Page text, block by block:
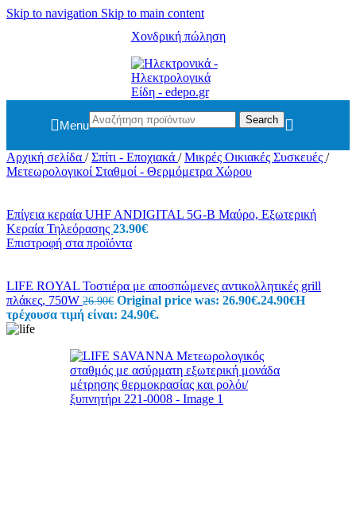
Skip to navigation Skip to main content
Χονδρική πώληση
Menu Search
Αρχική σελίδα / Σπίτι - Εποχιακά / Μικρές Οικιακές Συσκευές /
Μετεωρολογικοί Σταθμοί - Θερμόμετρα Χώρου
Επίγεια κεραία UHF ANDIGITAL 5G-B Μαύρο, Εξωτερική
Κεραία Τηλεόρασης 23.90€
Επιστροφή στα προϊόντα
LIFE ROYAL Τοστιέρα με αποσπώμενες αντικολλητικές grill
πλάκες, 750W 26.90€ Original price was: 26.90€.24.90€Η
τρέχουσα τιμή είναι: 24.90€.